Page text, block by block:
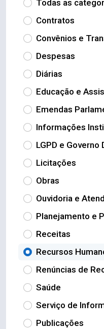
Todas as
Contratos
Convênios e
Despesas
Diárias
Educação e
Emendas
Informações
LGPD e Governo
Licitações
Obras
Ouvidoria e
Planejamento e
Receitas
Recursos
Renúncias de
Saúde
Serviço de
Publicações